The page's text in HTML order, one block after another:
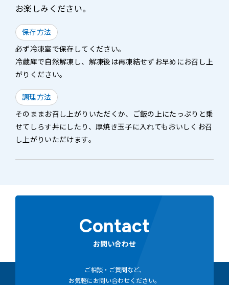
お楽しみください。
保存方法
必ず冷凍室で保存してください。
冷蔵庫で自然解凍し、解凍後は再凍結せずお早めにお召し上
がりください。
調理方法
そのままお召し上がりいただくか、ご飯の上にたっぷりと乗
せてしらす丼にしたり、厚焼き玉子に入れてもおいしくお召
し上がりいただけます。
Contact
お問い合わせ
ご相談・ご質問など、
お気軽にお問い合わせください。